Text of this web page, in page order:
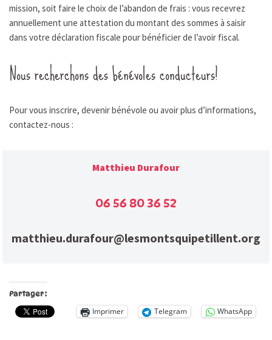
mission, soit faire le choix de l’abandon de frais : vous recevrez
annuellement une attestation du montant des sommes à saisir
dans votre déclaration fiscale pour bénéficier de l’avoir fiscal.
Nous recherchons des bénévoles conducteurs!
Pour vous inscrire, devenir bénévole ou avoir plus d’informations,
contactez-nous :
Matthieu Durafour
06 56 80 36 52
matthieu.durafour@lesmontsquipetillent.org
Partager :
Imprimer Telegram WhatsApp